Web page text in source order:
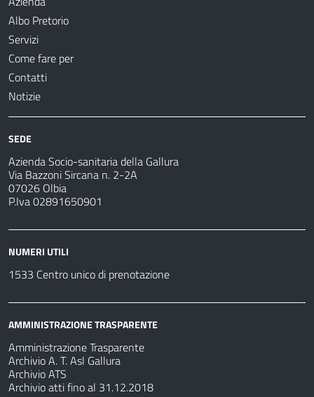
Albo Pretorio
Servizi
Come fare per
Contatti
Notizie
SEDE
Azienda Socio-sanitaria della Gallura
Via Bazzoni Sircana n. 2-2A
07026 Olbia
P.Iva 02891650901
NUMERI UTILI
1533 Centro unico di prenotazione
AMMINISTRAZIONE TRASPARENTE
Amministrazione Trasparente
Archivio A. T. Asl Gallura
Archivio ATS
Archivio atti fino al 31.12.2018